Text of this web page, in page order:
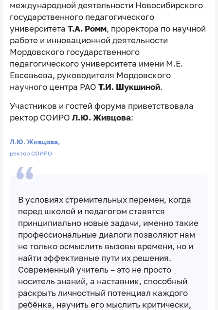
международной деятельности Новосибирского
государственного педагогического
университета Т.А. Ромм, проректора по научной
работе и инновационной деятельности
Мордовского государственного
педагогического университета имени М.Е.
Евсевьева, руководителя Мордовского
научного центра РАО Т.И. Шукшиной.
Участников и гостей форума приветствовала
ректор СОИРО Л.Ю. Живцова:
Л.Ю. Живцова,
ректор СОИРО
В условиях стремительных перемен, когда
перед школой и педагогом ставятся
принципиально новые задачи, именно такие
профессиональные диалоги позволяют нам
не только осмыслить вызовы времени, но и
найти эффективные пути их решения.
Современный учитель – это не просто
носитель знаний, а наставник, способный
раскрыть личностный потенциал каждого
ребёнка, научить его мыслить критически,